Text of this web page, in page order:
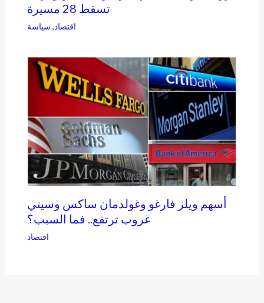
تسقط 28 مسيرة
اقتصاد, سياسة
أسهم ويلز فارغو وغولدمان ساكس وسيتي
غروب ترتفع.. فما السبب؟
اقتصاد